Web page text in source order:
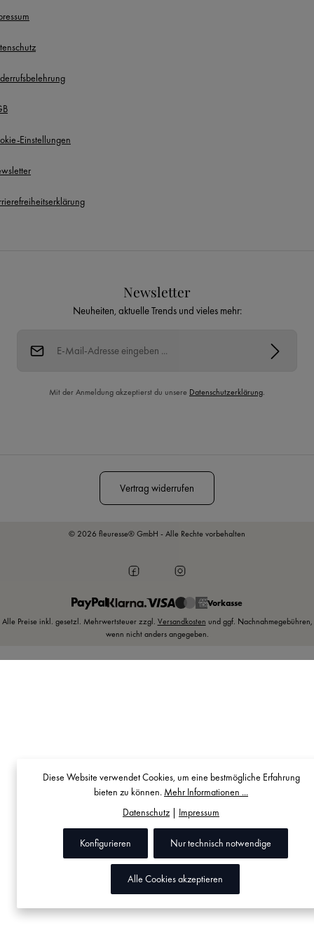
Einstellungen
Newsletter
Neuheiten, aktuelle Trends und vieles mehr:
Mit der Anmeldung akzeptierst du unsere Datenschutzerklärung.
Vertrag widerrufen
© 2026 fleuresse® GmbH - Alle Rechte vorbehalten
Vorkasse
Alle Preise inkl. gesetzl. Mehrwertsteuer zzgl. Versandkosten und ggf. Nachnahmegebühren,
wenn nicht anders angegeben.
Diese Website verwendet Cookies, um eine bestmögliche Erfahrung
bieten zu können. Mehr Informationen ...
Datenschutz| Impressum
Nur technisch notwendige
Konfigurieren
Alle Cookies akzeptieren